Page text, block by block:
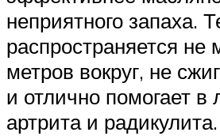
неприятного запаха.
распространяется не
метров вокруг, не
и отлично помогает в
артрита и радикулита.